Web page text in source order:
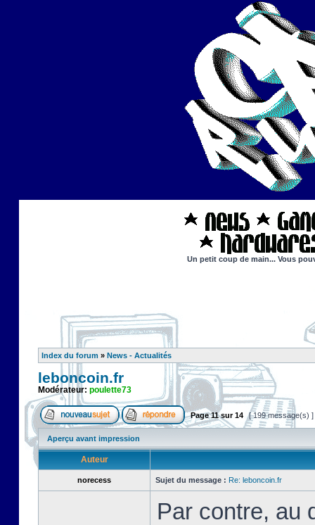
Un petit coup de main... Vous
Index du forum » News - Actualités
leboncoin.fr
Modérateur: poulette73
Page11sur14 [ 199 message(s) ]
Aperçu avant impression
Auteur
norecess Sujet du message : Re: leboncoin.fr
Par contre, au